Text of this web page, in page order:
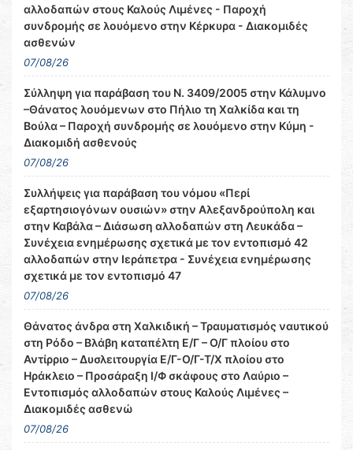
αλλοδαπών στους Καλούς Λιμένες - Παροχή
συνδρομής σε λουόμενο στην Κέρκυρα - Διακομιδές
ασθενών
07/08/26
Σύλληψη για παράβαση του Ν. 3409/2005 στην Κάλυμνο
–Θάνατος λουόμενων στο Πήλιο τη Χαλκίδα και τη
Βούλα – Παροχή συνδρομής σε λουόμενο στην Κύμη -
Διακομιδή ασθενούς
07/08/26
Συλλήψεις για παράβαση του νόμου «Περί
εξαρτησιογόνων ουσιών» στην Αλεξανδρούπολη και
στην Καβάλα – Διάσωση αλλοδαπών στη Λευκάδα –
Συνέχεια ενημέρωσης σχετικά με τον εντοπισμό 42
αλλοδαπών στην Ιεράπετρα - Συνέχεια ενημέρωσης
σχετικά με τον εντοπισμό 47
07/08/26
Θάνατος άνδρα στη Χαλκιδική – Τραυματισμός ναυτικού
στη Ρόδο – Βλάβη καταπέλτη Ε/Γ – Ο/Γ πλοίου στο
Αντίρριο – Δυσλειτουργία Ε/Γ-Ο/Γ-Τ/Χ πλοίου στο
Ηράκλειο – Προσάραξη Ι/Φ σκάφους στο Λαύριο –
Εντοπισμός αλλοδαπών στους Καλούς Λιμένες –
Διακομιδές ασθενώ
07/08/26